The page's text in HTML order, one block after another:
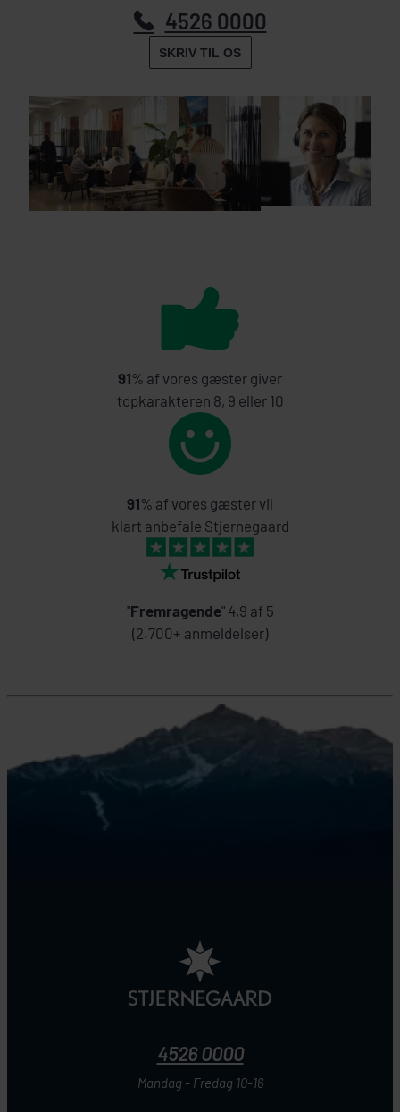
4526 0000
SKRIV TIL OS
91% af vores gæster giver
topkarakteren 8, 9 eller 10
91% af vores gæster vil
klart anbefale Stjernegaard
"Fremragende" 4,9 af 5
(2.700+ anmeldelser)
4526 0000
Mandag - Fredag 10-16